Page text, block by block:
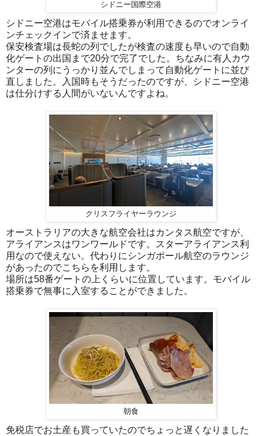
シドニー国際空港
シドニー空港はモバイル搭乗券が利用できるのでオンライ
ンチェックインで済ませます。
保安検査場は長蛇の列でしたが検査の速度も早いので自動
化ゲートの出国まで20分で完了でした。ちなみに有人カウ
ンターの列にうっかり並んでしまって自動化ゲートに並び
直しました。入国時もそうだったのですが、シドニー空港
は仕分けする人間がいないんですよね。
クリスフライヤーラウンジ
オーストラリアの大きな航空会社はカンタス航空ですが、
アライアンスはワンワールドです。スターアライアンス利
用なので使えない。代わりにシンガポール航空のラウンジ
があったのでこちらを利用します。
場所は58番ゲートの上くらいに位置しています。モバイル
搭乗券で無事に入室することができました。
朝食
免税店でお土産も買っていたのでちょっと遅くなりました